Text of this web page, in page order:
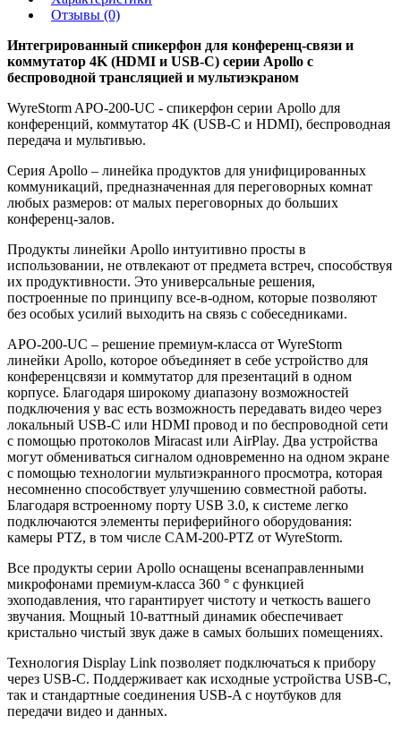
Отзывы (0)
Интегрированный спикерфон для конференц-связи и
коммутатор 4K (HDMI и USB-C) серии Apollo с
беспроводной трансляцией и мультиэкраном
WyreStorm APO-200-UC - спикерфон серии Apollo для
конференций, коммутатор 4K (USB-C и HDMI), беспроводная
передача и мультивью.
Серия Apollo – линейка продуктов для унифицированных
коммуникаций, предназначенная для переговорных комнат
любых размеров: от малых переговорных до больших
конференц-залов.
Продукты линейки Apollo интуитивно просты в
использовании, не отвлекают от предмета встреч, способствуя
их продуктивности. Это универсальные решения,
построенные по принципу все-в-одном, которые позволяют
без особых усилий выходить на связь с собеседниками.
APO-200-UC – решение премиум-класса от WyreStorm
линейки Apollo, которое объединяет в себе устройство для
конференцсвязи и коммутатор для презентаций в одном
корпусе. Благодаря широкому диапазону возможностей
подключения у вас есть возможность передавать видео через
локальный USB-C или HDMI провод и по беспроводной сети
с помощью протоколов Miracast или AirPlay. Два устройства
могут обмениваться сигналом одновременно на одном экране
с помощью технологии мультиэкранного просмотра, которая
несомненно способствует улучшению совместной работы.
Благодаря встроенному порту USB 3.0, к системе легко
подключаются элементы периферийного оборудования:
камеры PTZ, в том числе CAM-200-PTZ от WyreStorm.
Все продукты серии Apollo оснащены всенаправленными
микрофонами премиум-класса 360 ° с функцией
эхоподавления, что гарантирует чистоту и четкость вашего
звучания. Мощный 10-ваттный динамик обеспечивает
кристально чистый звук даже в самых больших помещениях.
Технология Display Link позволяет подключаться к прибору
через USB-C. Поддерживает как исходные устройства USB-C,
так и стандартные соединения USB-A с ноутбуков для
передачи видео и данных.